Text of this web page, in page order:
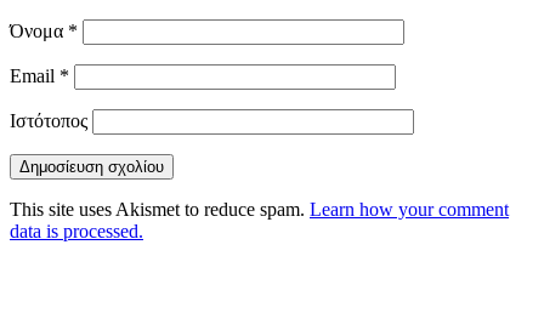
Όνομα *
Email *
Ιστότοπος
This site uses Akismet to reduce spam. Learn how your comment
data is processed.